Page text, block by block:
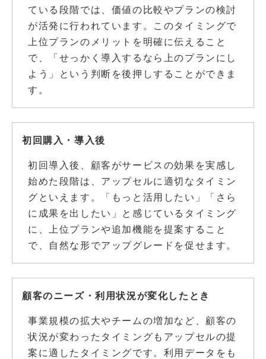
ている段階では、価値の比較やプランの検討
が活発に行われています。このタイミングで
上位プランのメリットを明確に伝えること
で、「せっかく導入するなら上のプランにし
よう」という判断を後押しすることができま
す。
初回購入・導入後
初回導入後、顧客がサービスの効果を実感し
始めた段階は、アップセルに適切なタイミン
グといえます。「もっと活用したい」「さら
に成果を出したい」と感じているタイミング
に、上位プランや追加機能を提案すること
で、自然な形でアップグレードを促せます。
顧客のニーズ・利用状況が変化したとき
事業規模の拡大やチームの増加など、顧客の
状況が変わったタイミングもアップセルの提
案に適したタイミングです。利用データをも